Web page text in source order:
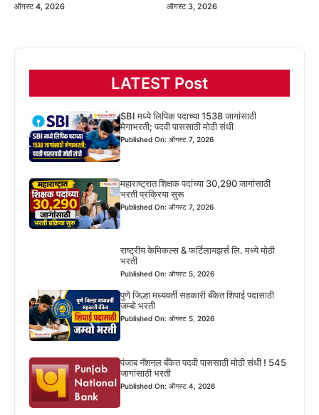
ऑगस्ट 4, 2026 ऑगस्ट 3, 2026
LATEST Post
SBI मध्ये लिपिक पदाच्या 1538 जागांसाठी
मेगाभरती; पदवी पाससाठी मोठी संधी
Published On: ऑगस्ट 7, 2026
महाराष्ट्रात शिक्षक पदांच्या 30,290 जागांसाठी
भरती प्रक्रिया सुरू
Published On: ऑगस्ट 7, 2026
राष्ट्रीय केमिकल्स & फर्टिलायझर्स लि. मध्ये मोठी
भरती
Published On: ऑगस्ट 5, 2026
पुणे जिल्हा मध्यवर्ती सहकारी बँकेत शिपाई पदासाठी
जम्बो भरती
Published On: ऑगस्ट 5, 2026
पंजाब नॅशनल बँकेत पदवी पाससाठी मोठी संधी ! 545
जागांसाठी भरती
Published On: ऑगस्ट 4, 2026